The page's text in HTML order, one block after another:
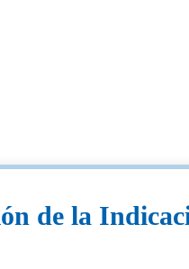
de la